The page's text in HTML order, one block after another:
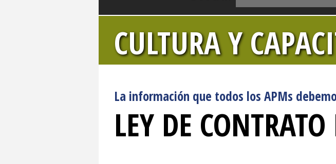
CULTURA Y
La información que todos los APMs
LEY DE